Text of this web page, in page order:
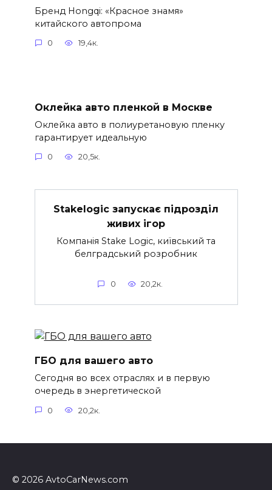
Бренд Hongqi: «Красное знамя»
китайского автопрома
0 19,4к.
Оклейка авто пленкой в Москве
Оклейка авто в полиуретановую пленку
гарантирует идеальную
0 20,5к.
Stakelogic запускає підрозділ
живих ігор
Компанія Stake Logic, київський та
белградський розробник
0 20,2к.
ГБО для вашего авто
Сегодня во всех отраслях и в первую
очередь в энергетической
0 20,2к.
© 2026 AvtoCarNews.com